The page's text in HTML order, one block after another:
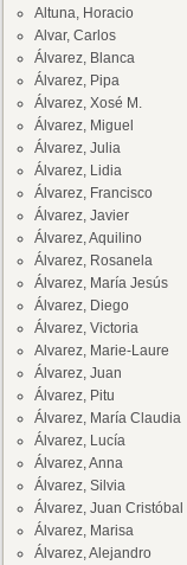
Altuna, Horacio
Alvar, Carlos
Álvarez, Blanca
Álvarez, Pipa
Álvarez, Xosé M.
Álvarez, Miguel
Álvarez, Julia
Álvarez, Lidia
Álvarez, Francisco
Álvarez, Javier
Álvarez, Aquilino
Álvarez, Rosanela
Álvarez, María Jesús
Álvarez, Diego
Álvarez, Victoria
Alvarez, Marie-Laure
Álvarez, Juan
Álvarez, Pitu
Álvarez, María Claudia
Álvarez, Lucía
Álvarez, Anna
Álvarez, Silvia
Álvarez, Juan Cristóbal
Álvarez, Marisa
Álvarez, Alejandro